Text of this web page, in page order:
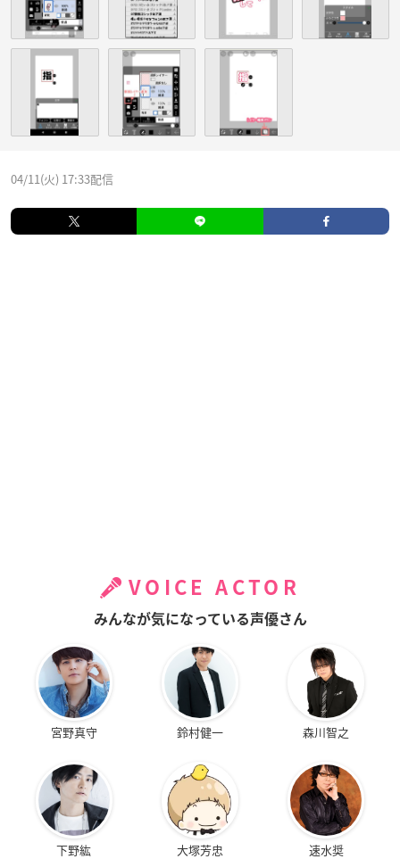
04/11(火) 17:33配信
VOICE ACTOR
みんなが気になっている声優さん
宮野真守 鈴村健一 森川智之
下野紘 大塚芳忠 速水奨